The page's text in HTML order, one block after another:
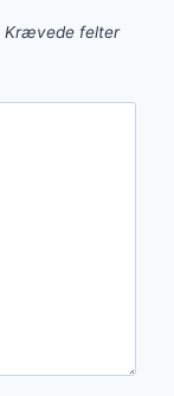
Krævede felter